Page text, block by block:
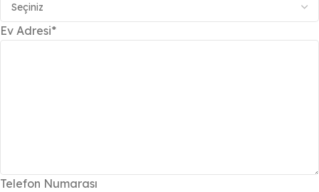
Ev Adresi*
Telefon Numarası